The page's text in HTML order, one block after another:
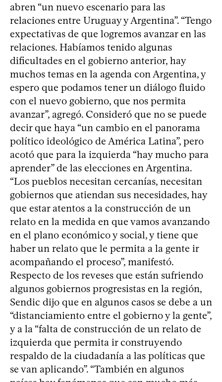
abren “un nuevo escenario para las
relaciones entre Uruguay y Argentina”. “Tengo
expectativas de que logremos avanzar en las
relaciones. Habíamos tenido algunas
dificultades en el gobierno anterior, hay
muchos temas en la agenda con Argentina, y
espero que podamos tener un diálogo fluido
con el nuevo gobierno, que nos permita
avanzar”, agregó. Consideró que no se puede
decir que haya “un cambio en el panorama
político ideológico de América Latina”, pero
acotó que para la izquierda “hay mucho para
aprender” de las elecciones en Argentina.
“Los pueblos necesitan cercanías, necesitan
gobiernos que atiendan sus necesidades, hay
que estar atentos a la construcción de un
relato en la medida en que vamos avanzando
en el plano económico y social, y tiene que
haber un relato que le permita a la gente ir
acompañando el proceso”, manifestó.
Respecto de los reveses que están sufriendo
algunos gobiernos progresistas en la región,
Sendic dijo que en algunos casos se debe a un
“distanciamiento entre el gobierno y la gente”,
y a la “falta de construcción de un relato de
izquierda que permita ir construyendo
respaldo de la ciudadanía a las políticas que
se van aplicando”. “También en algunos